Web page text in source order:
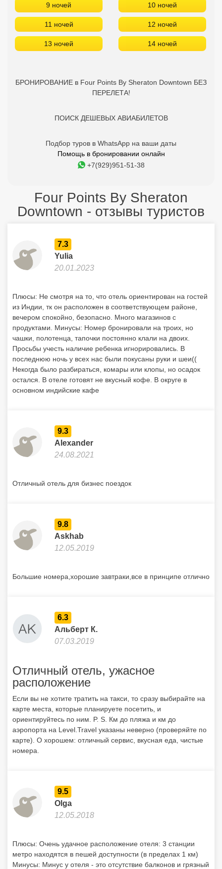
9 ночей 10 ночей
11 ночей 12 ночей
13 ночей 14 ночей
БРОНИРОВАНИЕ в Four Points By Sheraton Downtown БЕЗ
ПЕРЕЛЕТА!
ПОИСК ДЕШЕВЫХ АВИАБИЛЕТОВ
Подбор туров в WhatsApp на ваши даты
Помощь в бронировании онлайн
+7(929)951-51-38
Four Points By Sheraton
Downtown - отзывы туристов
7.3
Yulia
20.01.2023
Плюсы: Не смотря на то, что отель ориентирован на гостей
из Индии, тк он расположен в соответствующем районе,
вечером спокойно, безопасно. Много магазинов с
продуктами. Минусы: Номер бронировали на троих, но
чашки, полотенца, тапочки постоянно клали на двоих.
Просьбы учесть наличие ребенка игнорировались. В
последнюю ночь у всех нас были покусаны руки и шеи((
Некогда было разбираться, комары или клопы, но осадок
остался. В отеле готовят не вкусный кофе. В округе в
основном индийские кафе
9.3
Alexander
24.08.2021
Отличный отель для бизнес поездок
9.8
Askhab
12.05.2019
Большие номера,хорошие завтраки,все в принципе отлично
6.3
Альберт К.
07.03.2019
Отличный отель, ужасное
расположение
Если вы не хотите тратить на такси, то сразу выбирайте на
карте места, которые планируете посетить, и
ориентируйтесь по ним. P. S. Км до пляжа и км до
аэропорта на Level.Travel указаны неверно (проверяйте по
карте). О хорошем: отличный сервис, вкусная еда, чистые
номера.
9.5
Olga
12.05.2018
Плюсы: Очень удачное расположение отеля: 3 станции
метро находятся в пешей доступности (в пределах 1 км)
Минусы: Минус у отеля - это отсутствие балконов и грязный